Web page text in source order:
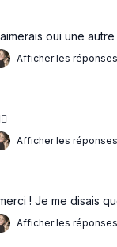
oui une
Afficher les
Afficher les réponses
! Je me disais
Afficher les réponses